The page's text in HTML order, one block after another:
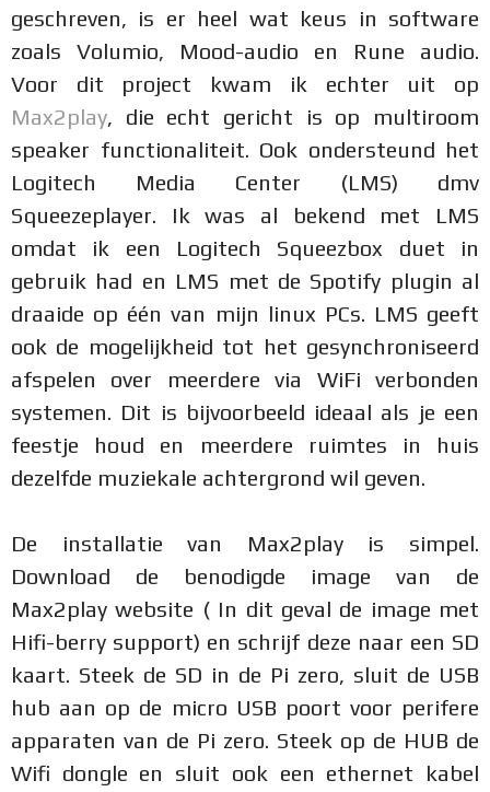
geschreven, is er heel wat keus in software
zoals Volumio, Mood-audio en Rune audio.
Voor dit project kwam ik echter uit op
Max2play, die echt gericht is op multiroom
speaker functionaliteit. Ook ondersteund het
Logitech Media Center (LMS) dmv
Squeezeplayer. Ik was al bekend met LMS
omdat ik een Logitech Squeezbox duet in
gebruik had en LMS met de Spotify plugin al
draaide op één van mijn linux PCs. LMS geeft
ook de mogelijkheid tot het gesynchroniseerd
afspelen over meerdere via WiFi verbonden
systemen. Dit is bijvoorbeeld ideaal als je een
feestje houd en meerdere ruimtes in huis
dezelfde muziekale achtergrond wil geven.
De installatie van Max2play is simpel.
Download de benodigde image van de
Max2play website ( In dit geval de image met
Hifi-berry support) en schrijf deze naar een SD
kaart. Steek de SD in de Pi zero, sluit de USB
hub aan op de micro USB poort voor perifere
apparaten van de Pi zero. Steek op de HUB de
Wifi dongle en sluit ook een ethernet kabel